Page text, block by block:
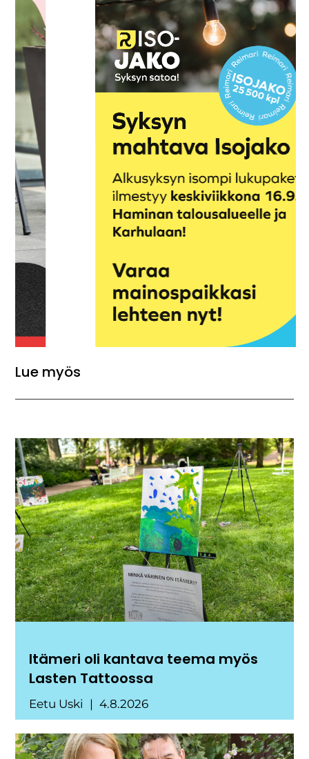
Lue myös
Itämeri oli kantava teema myös
Lasten Tattoossa
Eetu Uski 4.8.2026